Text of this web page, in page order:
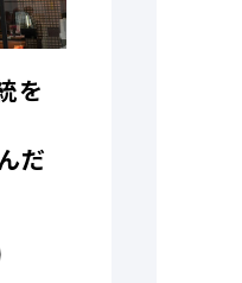
を
だ